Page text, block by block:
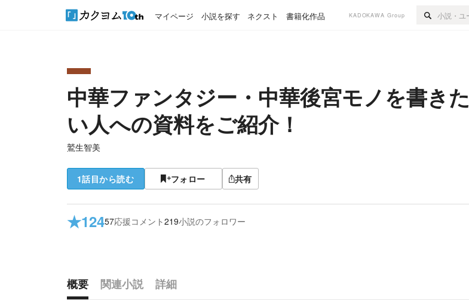
マイページ 小説を探す ネクスト 書籍化作品 KADOKAWA Group
中華ファンタジー・中華後宮モノを書きた
い人への資料をご紹介！
鷲生智美
1話目から読む フォロー 共有
★12457応援コメント219小説のフォロワー
概要 関連小説
詳細